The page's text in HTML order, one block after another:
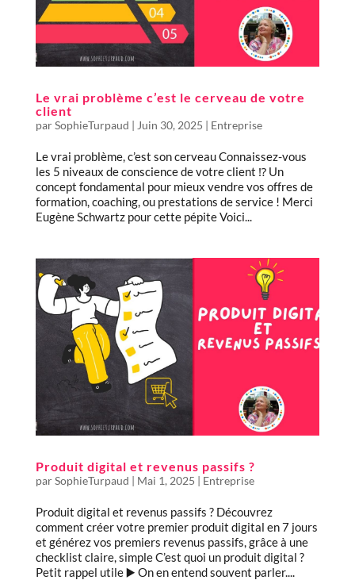
Le vrai problème c’est le cerveau de votre
client
parSophieTurpaud | Juin 30, 2025 | Entreprise
Le vrai problème, c’est son cerveau Connaissez-vous
les 5 niveaux de conscience de votre client ⁉️ Un
concept fondamental pour mieux vendre vos offres de
formation, coaching, ou prestations de service ! Merci
Eugène Schwartz pour cette pépite Voici...
Produit digital et revenus passifs ?
parSophieTurpaud | Mai 1, 2025 | Entreprise
Produit digital et revenus passifs ? Découvrez
comment créer votre premier produit digital en 7 jours
et générez vos premiers revenus passifs, grâce à une
checklist claire, simple C’est quoi un produit digital ?
Petit rappel utile ▶️ On en entend souvent parler....